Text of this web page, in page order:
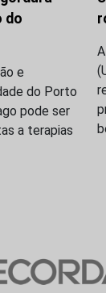
do
e
do Porto
pode ser
a terapias